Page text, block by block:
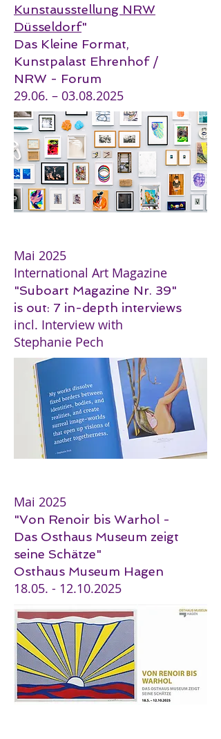
Kunstausstellung NRW
Düsseldorf"
Das Kleine Format,
Kunstpalast Ehrenhof /
NRW - Forum
29.06. – 03.08.2025
Mai 2025
International Art Magazine
"Suboart Magazine Nr. 39"
is out: 7 in-depth interviews
incl. Interview with
Stephanie Pech
Mai 2025
"Von Renoir bis Warhol -
Das Osthaus Museum zeigt
seine Schätze"
Osthaus Museum Hagen
18.05. - 12.10.2025